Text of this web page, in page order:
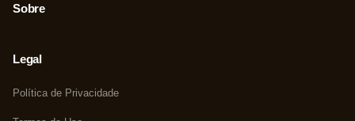
Sobre
Legal
Política de Privacidade